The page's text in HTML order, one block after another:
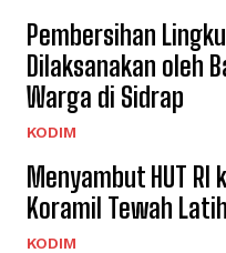
Pembersihan
Dilaksanakan oleh
Warga di Sidrap
KODIM
Menyambut HUT RI
Koramil Tewah
KODIM